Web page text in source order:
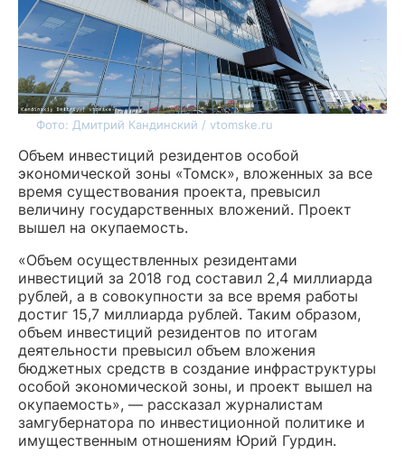
Фото: Дмитрий Кандинский / vtomske.ru
Объем инвестиций резидентов особой
экономической зоны «Томск», вложенных за все
время существования проекта, превысил
величину государственных вложений. Проект
вышел на окупаемость.
«Объем осуществленных резидентами
инвестиций за 2018 год составил 2,4 миллиарда
рублей, а в совокупности за все время работы
достиг 15,7 миллиарда рублей. Таким образом,
объем инвестиций резидентов по итогам
деятельности превысил объем вложения
бюджетных средств в создание инфраструктуры
особой экономической зоны, и проект вышел на
окупаемость», — рассказал журналистам
замгубернатора по инвестиционной политике и
имущественным отношениям Юрий Гурдин.